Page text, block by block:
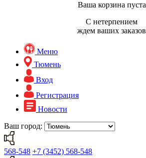
Ваша корзина пуста
С нетерпением
ждем ваших заказов
Меню
Тюмень
Вход
Регистрация
Новости
Ваш город:
568-548 +7 (3452) 568-548